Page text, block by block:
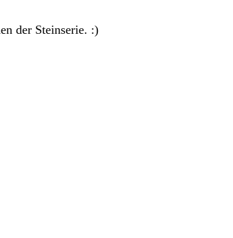
der Steinserie. :)